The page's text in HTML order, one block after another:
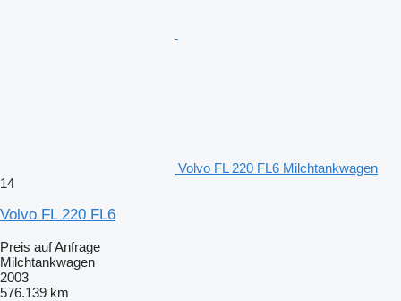
Volvo FL 220 FL6 Milchtankwagen
14
Volvo FL 220 FL6
Preis auf Anfrage
Milchtankwagen
2003
576.139 km